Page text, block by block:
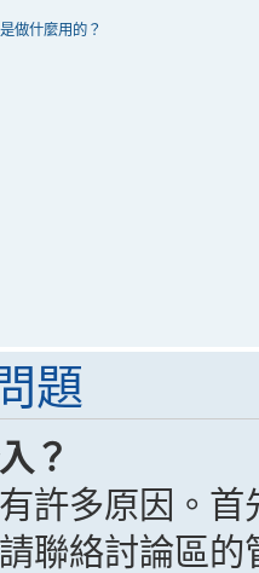
做什麼用的？
題
？
許多原因。
聯絡討論區